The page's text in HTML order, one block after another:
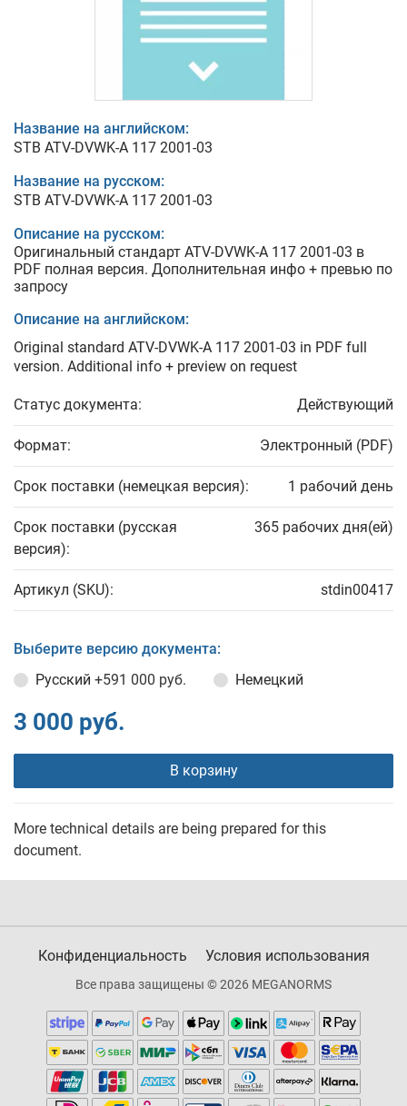
Название на английском:
STB ATV-DVWK-A 117 2001-03
Название на русском:
STB ATV-DVWK-A 117 2001-03
Описание на русском:
Оригинальный стандарт ATV-DVWK-A 117 2001-03 в
PDF полная версия. Дополнительная инфо + превью по
запросу
Описание на английском:
Original standard ATV-DVWK-A 117 2001-03 in PDF full
version. Additional info + preview on request
Статус документа: Действующий
Формат: Электронный (PDF)
Срок поставки (немецкая версия): 1 рабочий день
Срок поставки (русская
версия):
365 рабочих дня(ей)
Артикул (SKU): stdin00417
Выберите версию документа:
Русский +591 000 руб. Немецкий
3 000 руб.
В корзину
More technical details are being prepared for this
document.
Конфиденциальность Условия использования
Все права защищены © 2026 MEGANORMS